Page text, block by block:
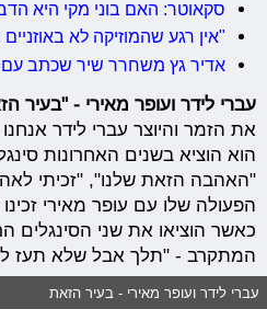
סקאוטר: האם בוני מקי היא
"אין רגע שהמוזיקה לא
אדיר גץ משחרר שיר שכתב עם
עברי לידר ועופר מאירי - "בעיר
את הזמר והיוצר עברי לידר
הוא הוציא בשנים האחרונות
"האהבה הזאת שלנו", "זכיתי
הפעולה שלו עם עופר מאירי
כאשר הוציאו את שני הסינגלים
המתקרב - "תלך אבל שלא תעז
עברי לידר ועופר מאירי - בעיר הזאת